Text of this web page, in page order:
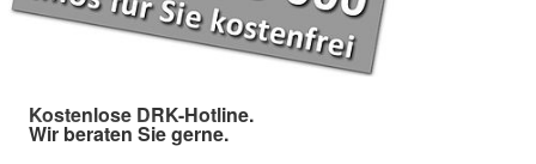
Kostenlose DRK-Hotline.
Wir beraten Sie gerne.